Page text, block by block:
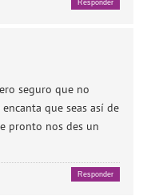
Responder
seguro que no
que seas así de
pronto nos des un
Responder